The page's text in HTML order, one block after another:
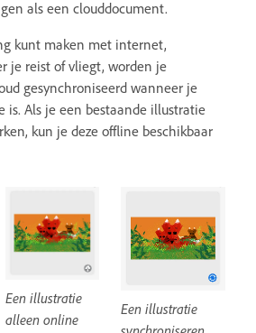
als een clouddocument.
kunt maken met internet,
je reist of vliegt, worden je
gesynchroniseerd wanneer je
is. Als je een bestaande illustratie
kun je deze offline beschikbaar
Een illustratie
alleen online
Een illustratie